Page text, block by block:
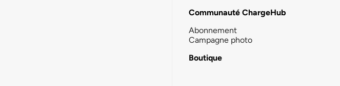
Communauté ChargeHub
Abonnement
Campagne photo
Boutique